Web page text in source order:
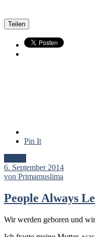
Teilen
Pin It
6. September 2014
von Primamuslima
People Always
Wir werden geboren und